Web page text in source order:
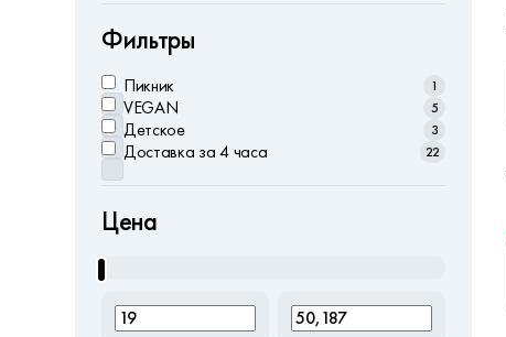
Фильтры
Пикник 1
VEGAN 5
Детское 3
Доставка за 4 часа 22
Цена